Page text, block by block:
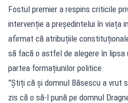
Fostul premier a respins criticile
intervenție a președintelui în viața
afirmat că atribuțiile
să facă o astfel de alegere în lipsa
partea formațiunilor politice.
”Știți că și domnul Băsescu a vrut
zis că o să-l pună pe domnul